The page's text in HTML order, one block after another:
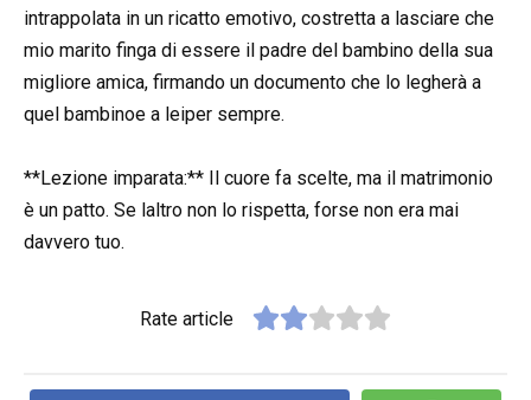
intrappolata in un ricatto emotivo, costretta a lasciare che
mio marito finga di essere il padre del bambino della sua
migliore amica, firmando un documento che lo legherà a
quel bambinoe a leiper sempre.
**Lezione imparata:** Il cuore fa scelte, ma il matrimonio
è un patto. Se laltro non lo rispetta, forse non era mai
davvero tuo.
Rate article